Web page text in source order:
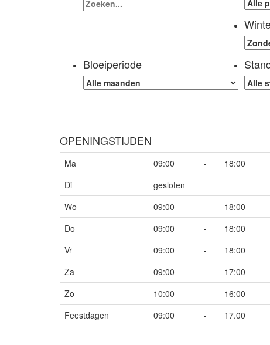
Bloeiperiode
OPENINGSTIJDEN
Ma 09:00 -
18:00
Di
gesloten
Wo
09:00 -
18:00
Do
09:00 -
18:00
Vr
09:00 -
18:00
Za
09:00 -
17:00
Zo
10:00 -
16:00
Feestdagen
09:00 - 17.00